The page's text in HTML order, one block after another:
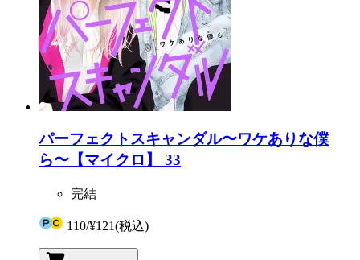
パーフェクトスキャンダル〜ワケありな僕
ら〜【マイクロ】 33
完結
110/¥121(税込)